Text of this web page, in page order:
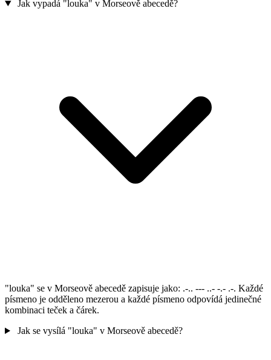
Jak vypadá "louka" v Morseově abecedě?
"louka" se v Morseově abecedě zapisuje jako: .-.. --- ..- -.- .-. Každé
písmeno je odděleno mezerou a každé písmeno odpovídá jedinečné
kombinaci teček a čárek.
Jak se vysílá "louka" v Morseově abecedě?